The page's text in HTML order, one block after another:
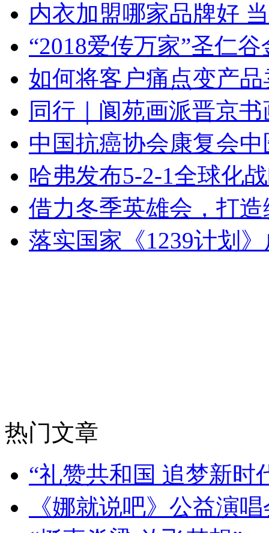
内衣加盟哪家品牌好
“2018爱传万家”圣仁
如何将客户痛点变产
同行｜阆苑画派晋京书
中国抗癌协会康复会
哈弗发布5-2-1全球化
借力冬季英雄会，打
落实国家《1239计划
热门文章
“礼赞共和国 追梦新时
《娜就说吧》公益演